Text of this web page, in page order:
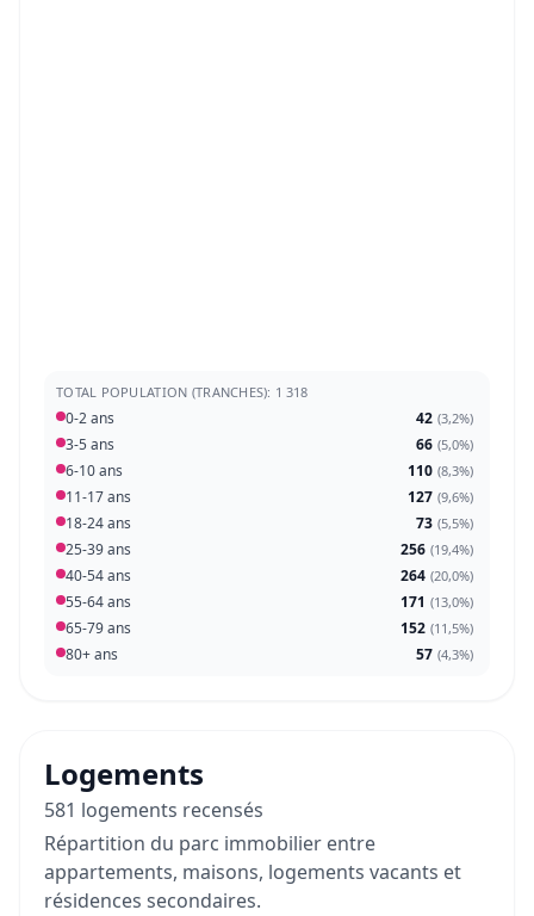
TOTAL POPULATION (TRANCHES): 1 318
0-2 ans 42 (3,2%)
3-5 ans 66 (5,0%)
6-10 ans 110 (8,3%)
11-17 ans 127 (9,6%)
18-24 ans 73 (5,5%)
25-39 ans 256 (19,4%)
40-54 ans 264 (20,0%)
55-64 ans 171 (13,0%)
65-79 ans 152 (11,5%)
80+ ans 57 (4,3%)
Logements
581 logements recensés
Répartition du parc immobilier entre
appartements, maisons, logements vacants et
résidences secondaires.